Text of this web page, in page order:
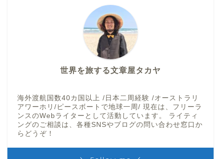
世界を旅する文章屋タカヤ
海外渡航国数40カ国以上 /日本二周経験 /オーストラリ
アワーホリ/ピースボートで地球一周/ 現在は、フリーラ
ンスのWebライターとして活動しています。 ライティ
ングのご相談は、各種SNSやブログの問い合わせ窓口か
らどうぞ！